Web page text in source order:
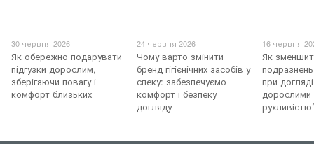
30 червня 2026
Як обережно подарувати
підгузки дорослим,
зберігаючи повагу і
комфорт близьких
24 червня 2026
Чому варто змінити
бренд гігієнічних засобів у
спеку: забезпечуємо
комфорт і безпеку
догляду
16 червня
Як
при